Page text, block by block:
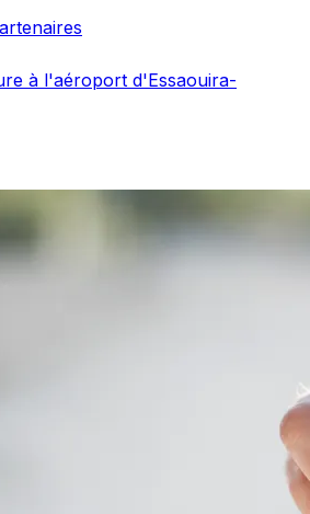
à l'aéroport d'Essaouira-